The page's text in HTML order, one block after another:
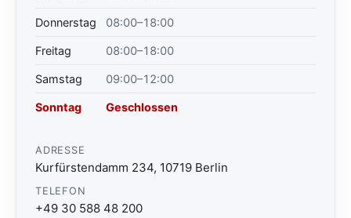
Donnerstag 08:00–18:00
Freitag 08:00–18:00
Samstag 09:00–12:00
Sonntag Geschlossen
ADRESSE
Kurfürstendamm 234, 10719 Berlin
TELEFON
+49 30 588 48 200